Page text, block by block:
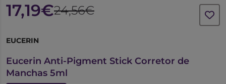
17,19€24,56€
EUCERIN
Eucerin Anti-Pigment Stick Corretor de
Manchas 5ml